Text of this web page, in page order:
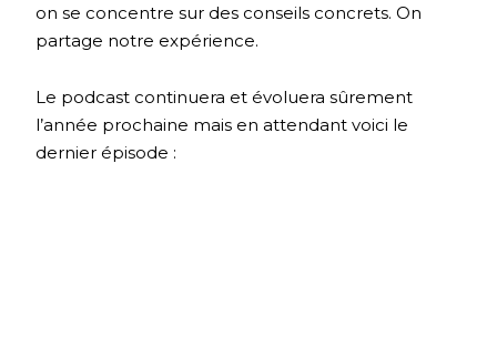
on se concentre sur des conseils concrets. On
partage notre expérience.
Le podcast continuera et évoluera sûrement
l’année prochaine mais en attendant voici le
dernier épisode :